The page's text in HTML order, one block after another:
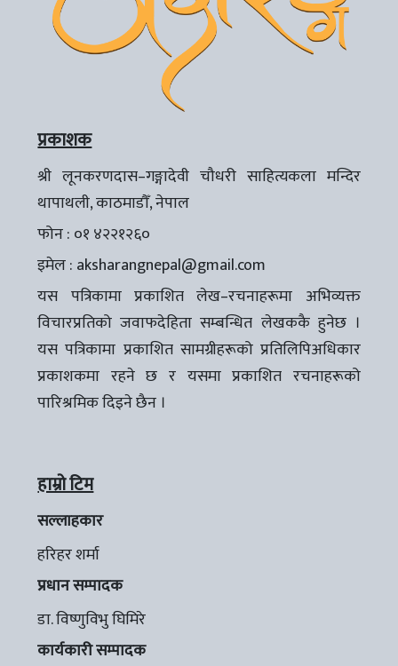
प्रकाशक
श्री लूनकरणदास–गङ्गादेवी चौधरी साहित्यकला मन्दिर
थापाथली, काठमाडौँ, नेपाल
फोन : ०१ ४२२१२६०
इमेल : aksharangnepal@gmail.com
यस पत्रिकामा प्रकाशित लेख–रचनाहरूमा अभिव्यक्त
विचारप्रतिको जवाफदेहिता सम्बन्धित लेखककै हुनेछ ।
यस पत्रिकामा प्रकाशित सामग्रीहरूको प्रतिलिपिअधिकार
प्रकाशकमा रहने छ र यसमा प्रकाशित रचनाहरूको
पारिश्रमिक दिइने छैन ।
हाम्रो टिम
सल्लाहकार
हरिहर शर्मा
प्रधान सम्पादक
डा. विष्णुविभु घिमिरे
कार्यकारी सम्पादक